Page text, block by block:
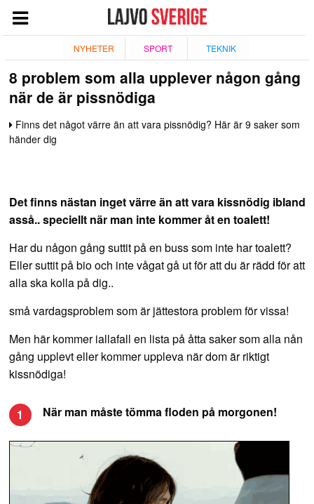
NYHETER SPORT TEKNIK
NYHETER
NÖJE
TV
QUIZ
GIVANDE
8 problem som alla upplever någon gång
när de är pissnödiga
Finns det något värre än att vara pissnödig? Här är 9 saker som
händer dig
Det finns nästan inget värre än att vara kissnödig ibland
asså.. speciellt när man inte kommer åt en toalett!
Har du någon gång suttit på en buss som inte har toalett?
Eller suttit på bio och inte vågat gå ut för att du är rädd för att
alla ska kolla på dig..
små vardagsproblem som är jättestora problem för vissa!
Men här kommer iallafall en lista på åtta saker som alla nån
gång upplevt eller kommer uppleva när dom är riktigt
kissnödiga!
1 När man måste tömma floden på morgonen!